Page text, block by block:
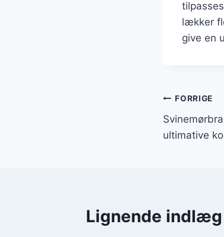
lækker
give en
FORRIGE
ultimative
Lignende indlæg